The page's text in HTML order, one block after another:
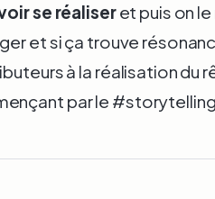
se réaliseret puis on
et si ça trouve
à la réalisation du
par le